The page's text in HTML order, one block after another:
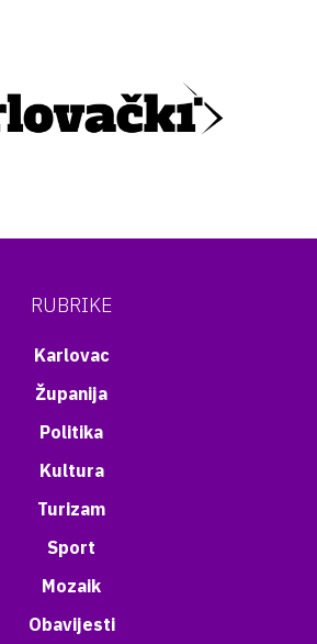
RUBRIKE
Karlovac
Županija
Politika
Kultura
Turizam
Sport
Mozaik
Obavijesti